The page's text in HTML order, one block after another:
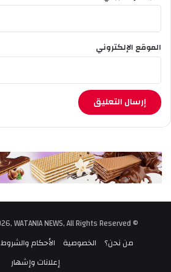
الموقع الإلكتروني
© Copyright 2009 - 2026, WATANIA NEWS, All Rights Reserved
من نحن؟
الخصوصية الأحكام والشروط
إعلانات وإشهار